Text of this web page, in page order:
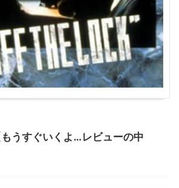
うすぐいくよ…レビューの中